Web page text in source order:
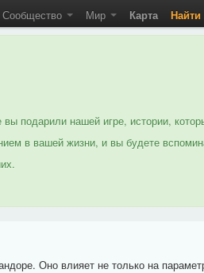
Сообщество Мир Карта Найти
подарили нашей игре, истории,
в вашей жизни, и вы будете
Оно влияет не только на